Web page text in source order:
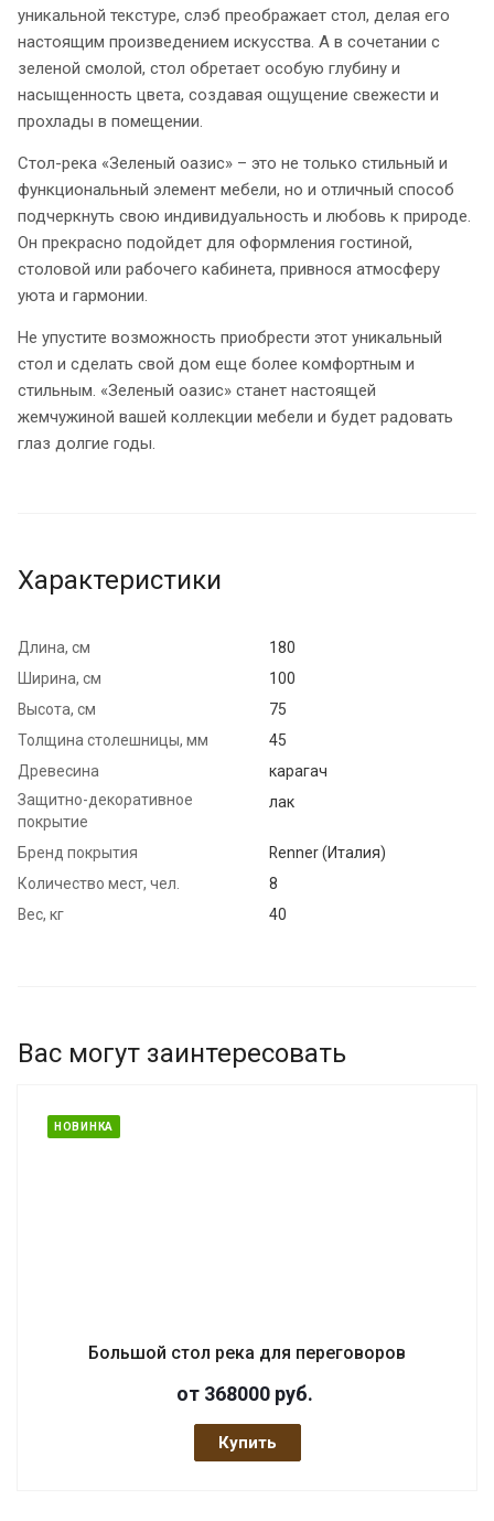
уникальной текстуре, слэб преображает стол, делая его
настоящим произведением искусства. А в сочетании с
зеленой смолой, стол обретает особую глубину и
насыщенность цвета, создавая ощущение свежести и
прохлады в помещении.
Стол-река «Зеленый оазис» – это не только стильный и
функциональный элемент мебели, но и отличный способ
подчеркнуть свою индивидуальность и любовь к природе.
Он прекрасно подойдет для оформления гостиной,
столовой или рабочего кабинета, привнося атмосферу
уюта и гармонии.
Не упустите возможность приобрести этот уникальный
стол и сделать свой дом еще более комфортным и
стильным. «Зеленый оазис» станет настоящей
жемчужиной вашей коллекции мебели и будет радовать
глаз долгие годы.
Характеристики
Длина, см
180
Ширина, см
100
Высота, см
75
Толщина столешницы, мм
45
Древесина
карагач
Защитно-декоративное
покрытие
лак
Бренд покрытия
Renner (Италия)
Количество мест, чел.
8
Вес, кг
40
Вас могут заинтересовать
НОВИНКА
Большой стол река для переговоров
от 368000 руб.
Купить